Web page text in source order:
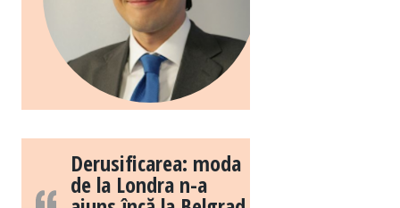
Derusificarea: moda
de la Londra n-a